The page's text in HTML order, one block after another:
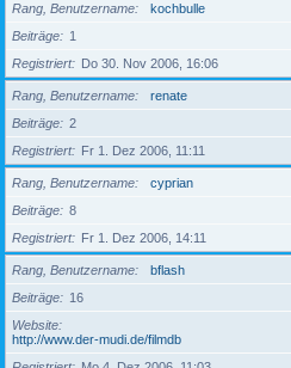
Rang, Benutzername
kochbulle
Beiträge
1
Registriert
Do 30. Nov 2006, 16:06
Rang, Benutzername
renate
Beiträge
2
Registriert
Fr 1. Dez 2006, 11:11
Rang, Benutzername
cyprian
Beiträge
8
Registriert
Fr 1. Dez 2006, 14:11
Rang, Benutzername
bflash
Beiträge
16
Website
http://www.der-mudi.de/filmdb